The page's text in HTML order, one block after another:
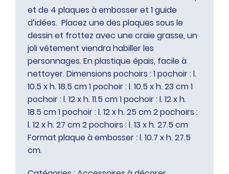
et de 4 plaques à embosser et 1 guide
d’idées. Placez une des plaques sous le
dessin et frottez avec une craie grasse, un
joli vêtement viendra habiller les
personnages. En plastique épais, facile à
nettoyer. Dimensions pochoirs : 1 pochoir : l.
10.5 x h. 18.5 cm 1 pochoir : l. 10.5 x h. 23 cm 1
pochoir : l. 12 x h. 11.5 cm 1 pochoir : l. 12 x h.
18.5 cm 1 pochoir : l. 12 x h. 25 cm 2 pochoirs :
l. 12 x h. 27 cm 2 pochoirs : l. 13 x h. 27.5 cm
Format plaque à embosser : l. 10.7 x h. 27.5
cm.